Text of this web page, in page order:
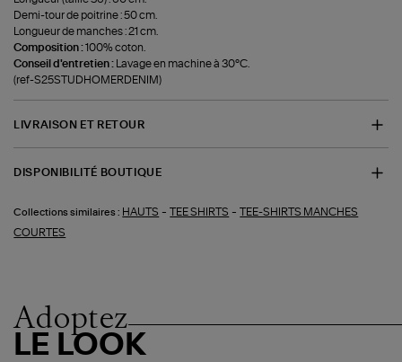
Demi-tour de poitrine : 50 cm.
Longueur de manches : 21 cm.
Composition :100% coton.
Conseil d'entretien :
Lavage en machine à 30°C.
(ref-S25STUDHOMERDENIM)
LIVRAISON ET RETOUR
DISPONIBILITÉ BOUTIQUE
Collections similaires : HAUTS -TEE SHIRTS -TEE-SHIRTS MANCHES
COURTES
Adoptez
LE LOOK